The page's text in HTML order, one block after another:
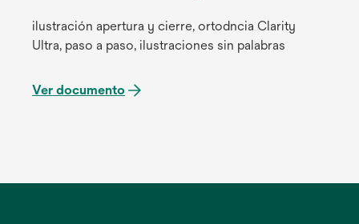
ilustración apertura y cierre, ortodncia Clarity
Ultra, paso a paso, ilustraciones sin palabras
Ver documento